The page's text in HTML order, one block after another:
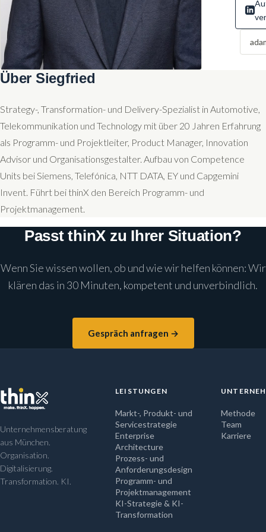
Über Siegfried
Strategy-, Transformation- und Delivery-Spezialist in Automotive,
Telekommunikation und Technology mit über 20 Jahren Erfahrung
als Programm- und Projektleiter, Product Manager, Innovation
Advisor und Organisationsgestalter. Aufbau von Competence
Units bei Siemens, Telefónica, NTT DATA, EY und Capgemini
Invent. Führt bei thinX den Bereich Programm- und
Projektmanagement.
Passt thinX zu Ihrer Situation?
Wenn Sie wissen wollen, ob und wie wir helfen können: Wir
klären das in 30 Minuten, kompetent und unverbindlich.
Gespräch anfragen →
Unternehmensberatung
aus München.
Organisation.
Digitalisierung.
Transformation. KI.
LEISTUNGEN
Markt-, Produkt- und
Servicestrategie
Enterprise
Architecture
Prozess- und
Anforderungsdesign
Programm- und
Projektmanagement
KI-Strategie & KI-
Transformation
Methode
Team
Karriere